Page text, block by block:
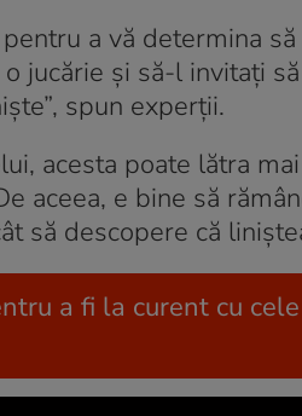
a vă determina
jucărie și să-l invitați
spun experții.
acesta poate lătra
aceea, e bine să
să descopere că
a fi la curent cu cele